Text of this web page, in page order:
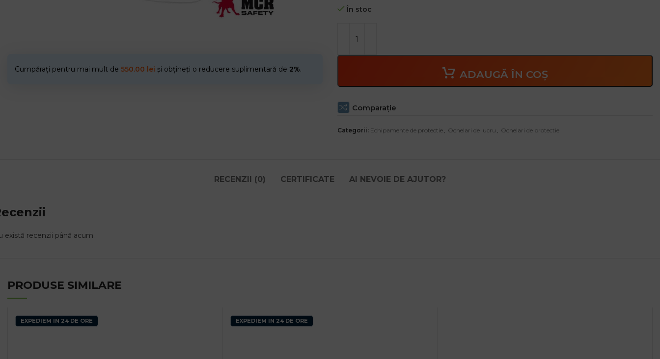
Cumpărați pentru mai mult de 550.00 lei și obțineți o reducere suplimentară de 2%.
În stoc
ADAUGĂ ÎN COȘ
Comparaţie
Categorii: Echipamente de protectie , Ochelari de lucru , Ochelari de protectie
RECENZII (0) CERTIFICATE AI NEVOIE DE AJUTOR?
există recenzii până acum.
PRODUSE SIMILARE
EXPEDIEM IN 24 DE ORE EXPEDIEM IN 24 DE ORE